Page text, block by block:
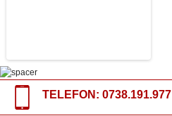
TELEFON: 0738.191.977